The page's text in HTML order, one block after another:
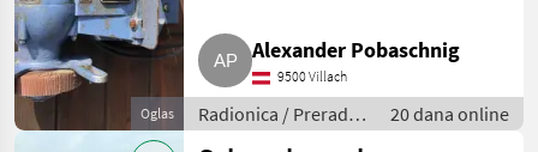
Oglas
Alexander Pobaschnig
9500 Villach
Radionica / Prerada
metala
20 dana online